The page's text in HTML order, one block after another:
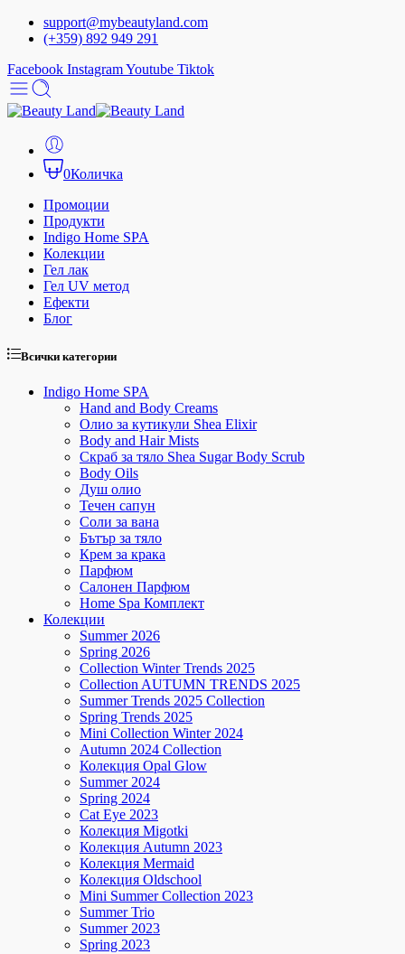
support@mybeautyland.com
(+359) 892 949 291
Facebook InstagramYoutube Tiktok
0Количка
Промоции
Продукти
Indigo Home SPA
Колекции
Гел лак
Гел UV метод
Ефекти
Блог
Всички категории
Indigo Home SPA
Hand and Body Creams
Олио за кутикули Shea Elixir
Body and Hair Mists
Скраб за тяло Shea Sugar Body Scrub
Body Oils
Душ олио
Течен сапун
Соли за вана
Бътър за тяло
Крем за крака
Парфюм
Салонен Парфюм
Home Spa Комплект
Колекции
Summer 2026
Spring 2026
Collection Winter Trends 2025
Collection AUTUMN TRENDS 2025
Summer Trends 2025 Collection
Spring Trends 2025
Mini Collection Winter 2024
Autumn 2024 Collection
Колекция Opal Glow
Summer 2024
Spring 2024
Cat Eye 2023
Колекция Migotki
Колекция Autumn 2023
Колекция Mermaid
Колекция Oldschool
Mini Summer Collection 2023
Summer Trio
Summer 2023
Spring 2023